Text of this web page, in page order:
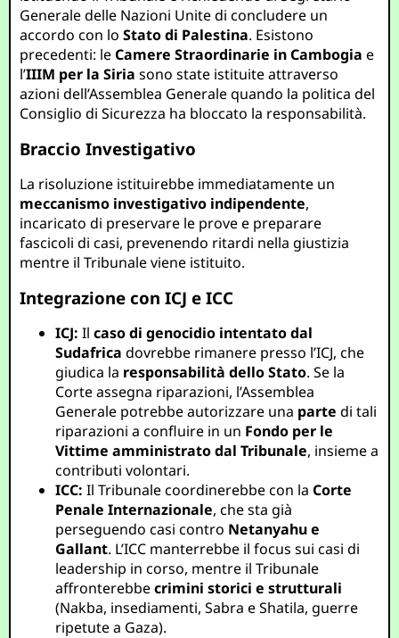
Generale delle Nazioni Unite di concludere un
accordo con loStato di Palestina. Esistono
precedenti: leCamere Straordinarie in Cambogia e
l’IIIM per la Siria sono state istituite attraverso
azioni dell’Assemblea Generale quando la politica del
Consiglio di Sicurezza ha bloccato la responsabilità.
Braccio Investigativo
La risoluzione istituirebbe immediatamente un
meccanismo investigativo indipendente,
incaricato di preservare le prove e preparare
fascicoli di casi, prevenendo ritardi nella giustizia
mentre il Tribunale viene istituito.
Integrazione con ICJ e ICC
ICJ: Ilcaso di genocidio intentato dal
Sudafrica dovrebbe rimanere presso l’ICJ, che
giudica la responsabilità dello Stato. Se la
Corte assegna riparazioni, l’Assemblea
Generale potrebbe autorizzare una parte di tali
riparazioni a confluire in un Fondo per le
Vittime amministrato dal Tribunale, insieme a
contributi volontari.
ICC: Il Tribunale coordinerebbe con laCorte
Penale Internazionale, che sta già
perseguendo casi contro Netanyahu e
Gallant. L’ICC manterrebbe il focus sui casi di
leadership in corso, mentre il Tribunale
affronterebbecrimini storici e strutturali
(Nakba, insediamenti, Sabra e Shatila, guerre
ripetute a Gaza).